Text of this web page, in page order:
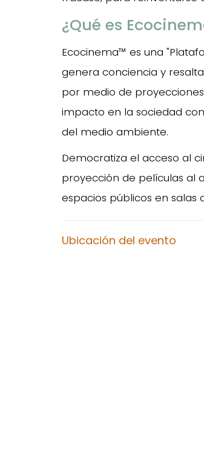
¿Qué es
Ecocinema™ es una
genera conciencia y
por medio de
impacto en la sociedad
del medio ambiente.
Democratiza el acceso al
proyección de películas al
espacios públicos en
Ubicación del evento